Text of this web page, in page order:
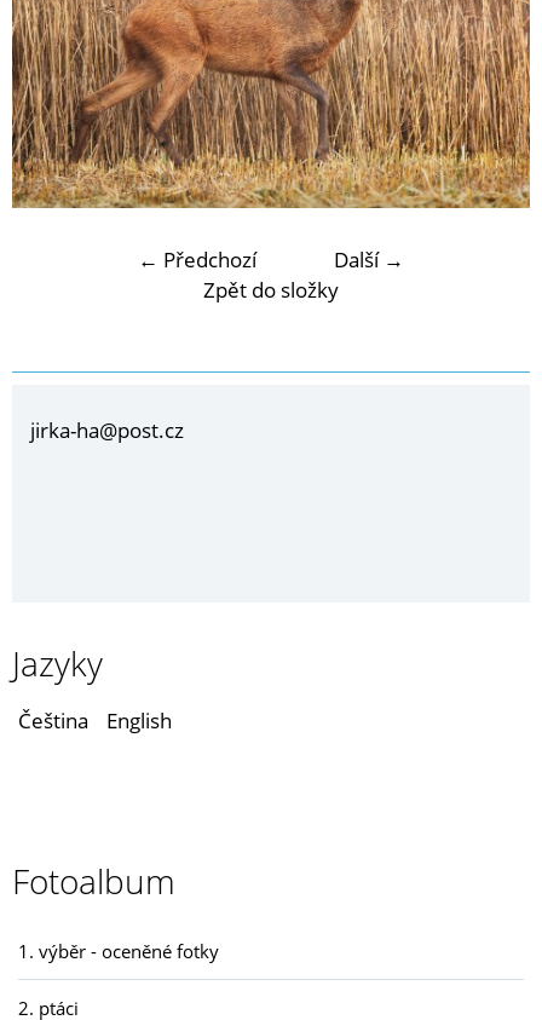
← Předchozí
Další →
Zpět do složky
jirka-ha@post.cz
Jazyky
Čeština English
Fotoalbum
1. výběr - oceněné fotky
2. ptáci